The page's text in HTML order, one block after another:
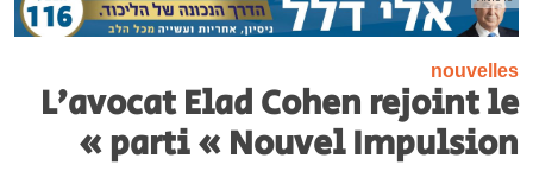
nouvelles
L’avocat Elad Cohen rejoint le
parti « Nouvel Impulsion »